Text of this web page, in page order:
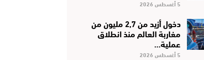
5 أغسطس 2026
دخول أزيد من 2,7 مليون من
مغاربة العالم منذ انطلاق
عملية…
5 أغسطس 2026